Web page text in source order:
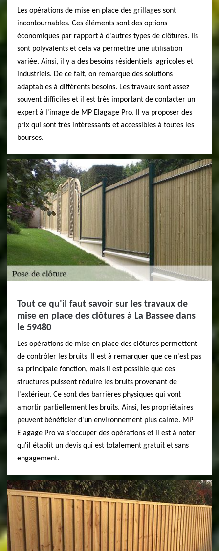
Les opérations de mise en place des grillages sont
incontournables. Ces éléments sont des options
économiques par rapport à d'autres types de clôtures. Ils
sont polyvalents et cela va permettre une utilisation
variée. Ainsi, il y a des besoins résidentiels, agricoles et
industriels. De ce fait, on remarque des solutions
adaptables à différents besoins. Les travaux sont assez
souvent difficiles et il est très important de contacter un
expert à l'image de MP Elagage Pro. Il va proposer des
prix qui sont très intéressants et accessibles à toutes les
bourses.
Tout ce qu'il faut savoir sur les travaux de
mise en place des clôtures à La Bassee dans
le 59480
Les opérations de mise en place des clôtures permettent
de contrôler les bruits. Il est à remarquer que ce n'est pas
sa principale fonction, mais il est possible que ces
structures puissent réduire les bruits provenant de
l'extérieur. Ce sont des barrières physiques qui vont
amortir partiellement les bruits. Ainsi, les propriétaires
peuvent bénéficier d'un environnement plus calme. MP
Elagage Pro va s'occuper des opérations et il est à noter
qu'il établit un devis qui est totalement gratuit et sans
engagement.